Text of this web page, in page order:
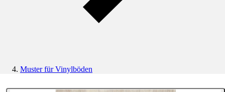
Muster für Vinylböden